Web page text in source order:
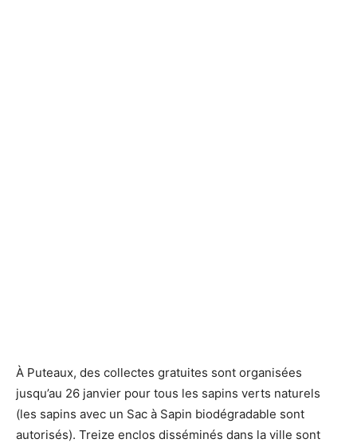
À Puteaux, des collectes gratuites sont organisées
jusqu’au 26 janvier pour tous les sapins verts naturels
(les sapins avec un Sac à Sapin biodégradable sont
autorisés). Treize enclos disséminés dans la ville sont